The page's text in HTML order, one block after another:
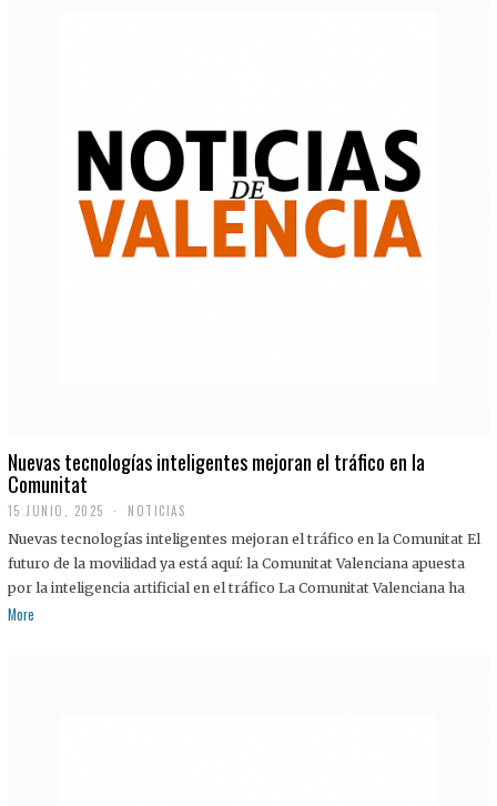
Nuevas tecnologías inteligentes mejoran el tráfico en la
Comunitat
15 JUNIO, 2025 NOTICIAS
Nuevas tecnologías inteligentes mejoran el tráfico en la Comunitat El
futuro de la movilidad ya está aquí: la Comunitat Valenciana apuesta
por la inteligencia artificial en el tráfico La Comunitat Valenciana ha
More